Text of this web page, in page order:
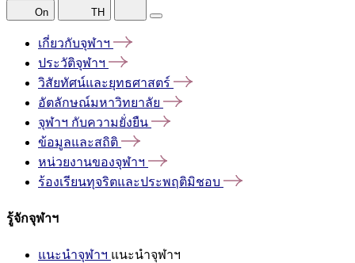
On TH
เกี่ยวกับจุฬาฯ
ประวัติจุฬาฯ
วิสัยทัศน์และยุทธศาสตร์
อัตลักษณ์มหาวิทยาลัย
จุฬาฯ กับความยั่งยืน
ข้อมูลและสถิติ
หน่วยงานของจุฬาฯ
ร้องเรียนทุจริตและประพฤติมิชอบ
รู้จักจุฬาฯ
แนะนำจุฬาฯ แนะนำจุฬาฯ